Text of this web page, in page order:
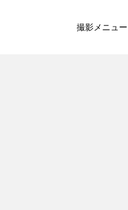
撮影メニュー